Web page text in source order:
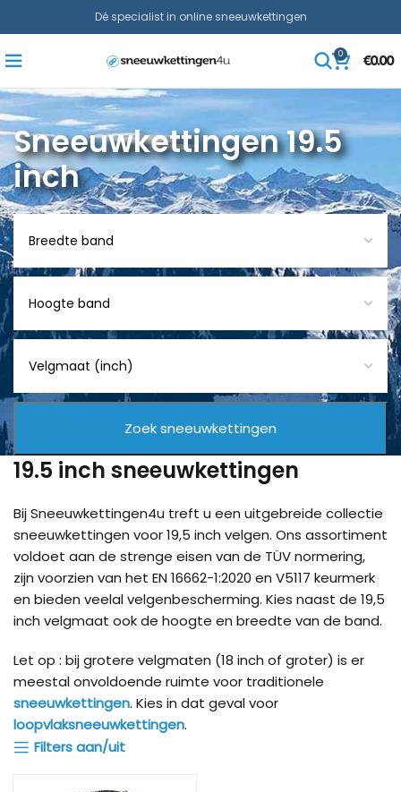
Dé specialist in online sneeuwkettingen
0
€0.00
Sneeuwkettingen 19.5
inch
19.5 inch sneeuwkettingen
Bij Sneeuwkettingen4u treft u een uitgebreide collectie
sneeuwkettingen voor 19,5 inch velgen. Ons assortiment
voldoet aan de strenge eisen van de TÜV normering,
zijn voorzien van het EN 16662-1:2020 en V5117 keurmerk
en bieden veelal velgenbescherming. Kies naast de 19,5
inch velgmaat ook de hoogte en breedte van de band.
Let op : bij grotere velgmaten (18 inch of groter) is er
meestal onvoldoende ruimte voor traditionele
sneeuwkettingen. Kies in dat geval voor
loopvlaksneeuwkettingen.
Filters aan/uit